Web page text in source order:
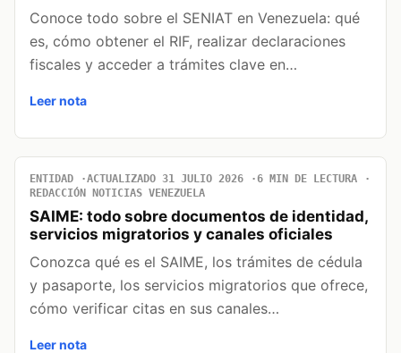
Conoce todo sobre el SENIAT en Venezuela: qué
es, cómo obtener el RIF, realizar declaraciones
fiscales y acceder a trámites clave en…
Leer nota
ENTIDAD ACTUALIZADO 31 JULIO 2026
6 MIN DE LECTURA
REDACCIÓN NOTICIAS VENEZUELA
SAIME: todo sobre documentos de identidad,
servicios migratorios y canales oficiales
Conozca qué es el SAIME, los trámites de cédula
y pasaporte, los servicios migratorios que ofrece,
cómo verificar citas en sus canales…
Leer nota